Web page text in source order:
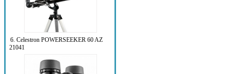
6. Celestron POWERSEEKER 60 AZ
21041